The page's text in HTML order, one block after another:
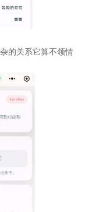
的关系它算不领情